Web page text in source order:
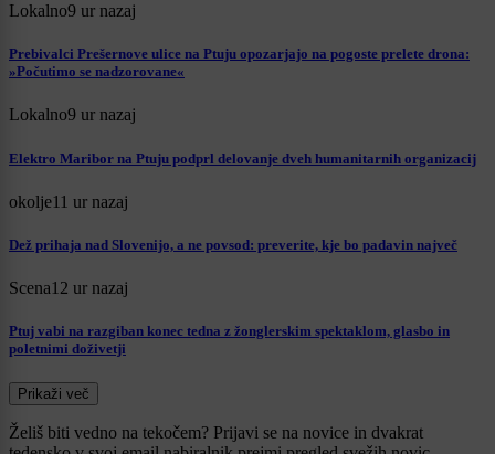
Lokalno9 ur nazaj
Prebivalci Prešernove ulice na Ptuju opozarjajo na pogoste prelete drona:
»Počutimo se nadzorovane«
Lokalno9 ur nazaj
Elektro Maribor na Ptuju podprl delovanje dveh humanitarnih organizacij
okolje11 ur nazaj
Dež prihaja nad Slovenijo, a ne povsod: preverite, kje bo padavin največ
Scena12 ur nazaj
Ptuj vabi na razgiban konec tedna z žonglerskim spektaklom, glasbo in
poletnimi doživetji
Prikaži več
Želiš biti vedno na tekočem? Prijavi se na novice in dvakrat